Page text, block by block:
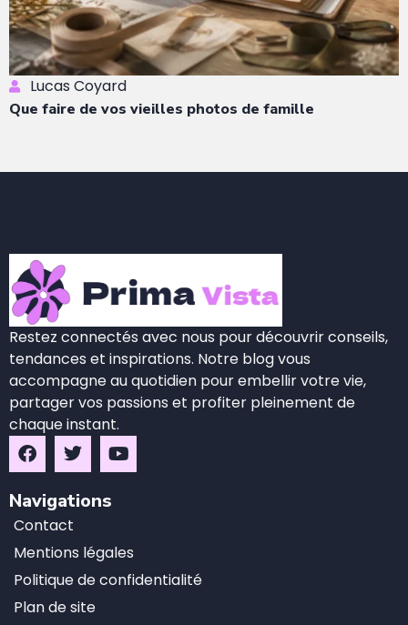
Lucas Coyard
Que faire de vos vieilles photos de famille
Restez connectés avec nous pour découvrir conseils,
tendances et inspirations. Notre blog vous
accompagne au quotidien pour embellir votre vie,
partager vos passions et profiter pleinement de
chaque instant.
Navigations
Contact
Mentions légales
Politique de confidentialité
Plan de site